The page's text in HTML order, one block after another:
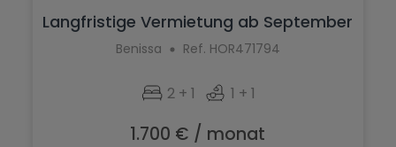
Langfristige Vermietung ab September
202...
Benissa Ref. HOR471794
2 + 1 1 + 1
1.700 € / monat